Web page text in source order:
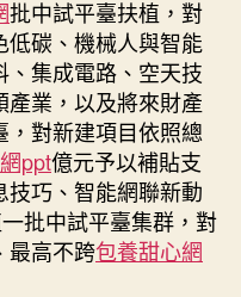
批中試平臺扶植，對
低碳、機械人與智能
集成電路、空天技
業，以及將來財產
對新建項目依照總
ppt億元予以補貼支
技巧、智能網聯新動
批中試平臺集群，對
最高不跨包養甜心網